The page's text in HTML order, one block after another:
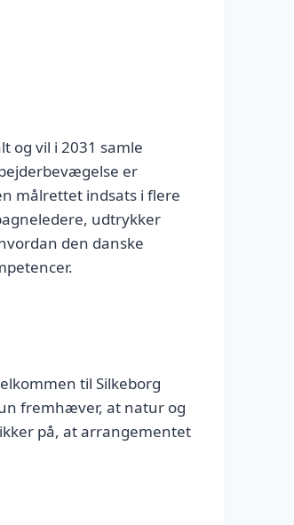
og vil i 2031 samle
er
målrettet indsats i flere
udtrykker
den danske
til Silkeborg
fremhæver, at natur og
på, at arrangementet